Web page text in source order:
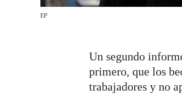
EP
Un segundo
primero, que los
trabajadores y no